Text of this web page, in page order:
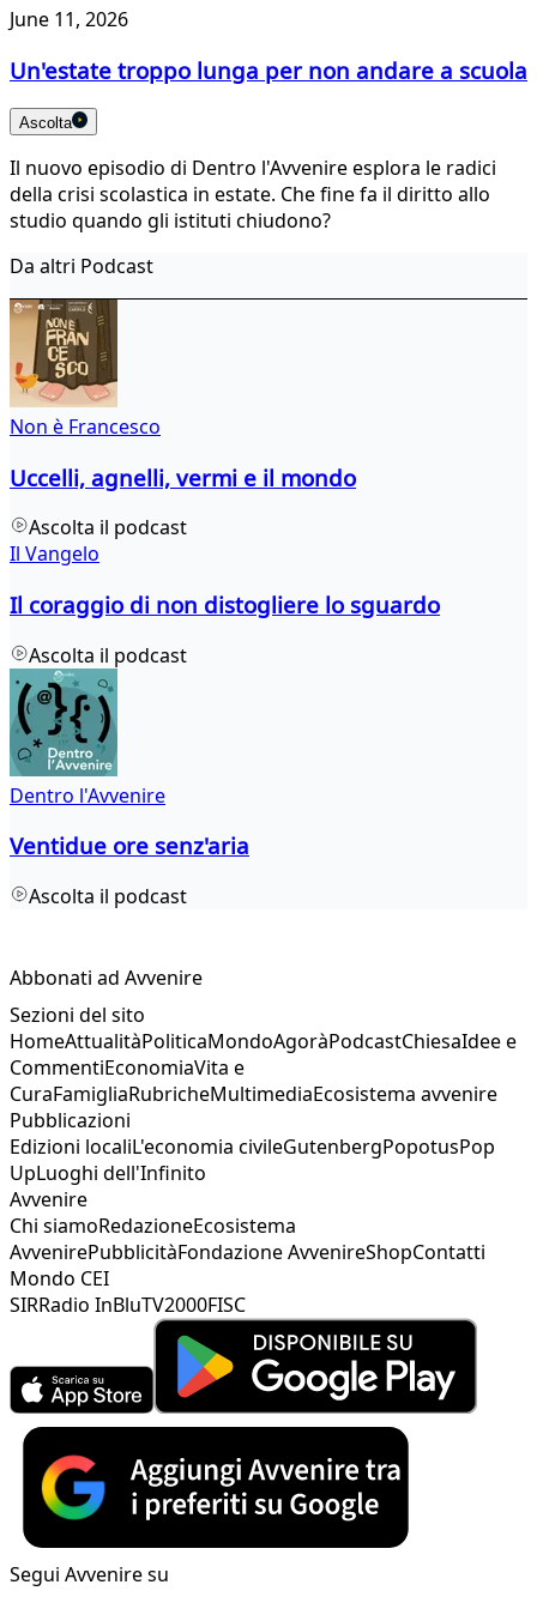
June 11, 2026
Un'estate troppo lunga per non andare a scuola
Ascolta
Il nuovo episodio di Dentro l'Avvenire esplora le radici
della crisi scolastica in estate. Che fine fa il diritto allo
studio quando gli istituti chiudono?
Da altri Podcast
Non è Francesco
Uccelli, agnelli, vermi e il mondo
Ascolta il podcast
Il Vangelo
Il coraggio di non distogliere lo sguardo
Ascolta il podcast
Dentro l'Avvenire
Ventidue ore senz'aria
Ascolta il podcast
Abbonati ad Avvenire
Sezioni del sito
HomeAttualitàPoliticaMondoAgoràPodcastChiesaIdee e
CommentiEconomiaVita e
CuraFamigliaRubricheMultimediaEcosistema avvenire
Pubblicazioni
Edizioni localiL'economia civileGutenbergPopotusPop
UpLuoghi dell'Infinito
Avvenire
Chi siamoRedazioneEcosistema
AvvenirePubblicitàFondazione AvvenireShopContatti
Mondo CEI
SIRRadio InBluTV2000FISC
Segui Avvenire su